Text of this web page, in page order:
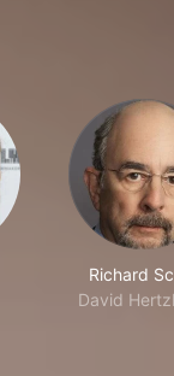
Richard
David